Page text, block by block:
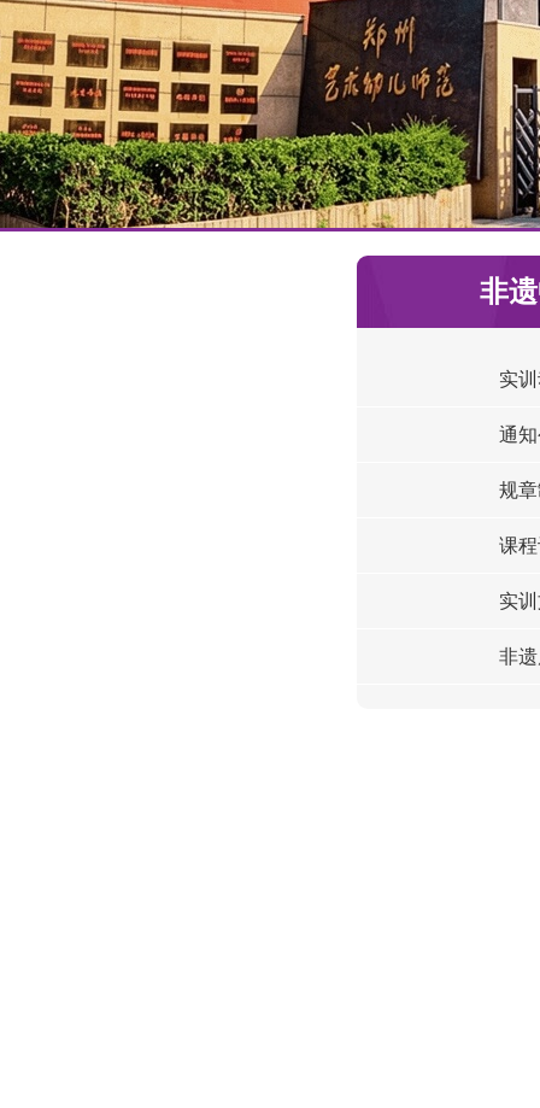
非
实
通
规
课
实
非